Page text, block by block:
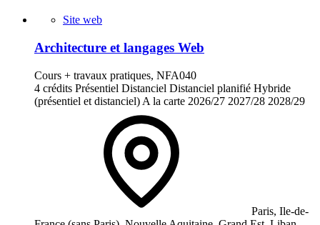
Site web
Architecture et langages Web
Cours + travaux pratiques, NFA040
4 crédits Présentiel Distanciel Distanciel planifié Hybride
(présentiel et distanciel) A la carte 2026/27 2027/28 2028/29
Paris, Ile-de-